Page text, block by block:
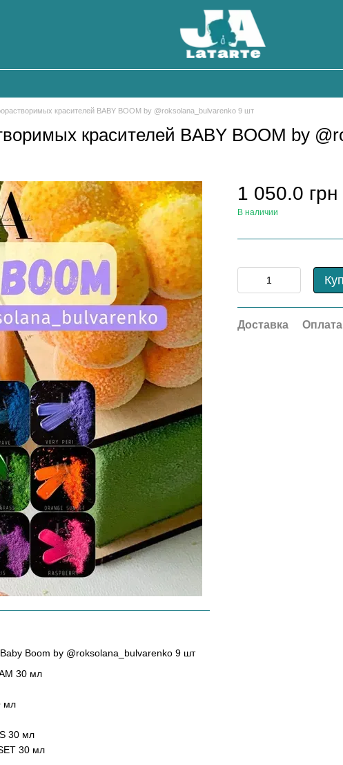
красителей BABY BOOM by @roksolana_bulvarenko 9 шт
красителей BABY BOOM by
Boom by @roksolana_bulvarenko 9 шт
30 мл
мл
30 мл
30 мл
1 050.0 грн
В наличии
Доставка Оплата